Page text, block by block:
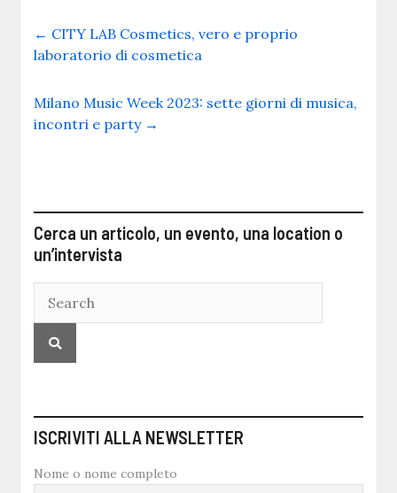
← CITY LAB Cosmetics, vero e proprio
laboratorio di cosmetica
Milano Music Week 2023: sette giorni di musica,
incontri e party →
Cerca un articolo, un evento, una location o
un’intervista
ISCRIVITI ALLA NEWSLETTER
Nome o nome completo